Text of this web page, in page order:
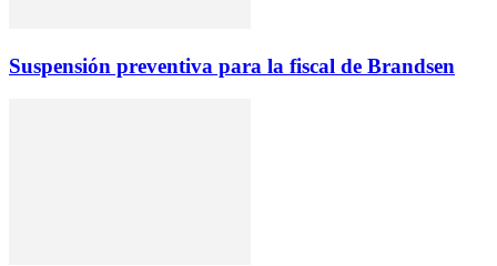
Suspensión preventiva para la fiscal de Brandsen